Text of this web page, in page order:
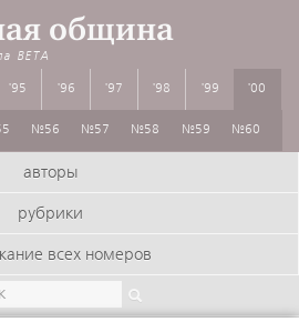
община
BETA
'95 '96 '97 '98 '99 '00
№56 №57 №58 №59 №60
авторы
рубрики
всех номеров